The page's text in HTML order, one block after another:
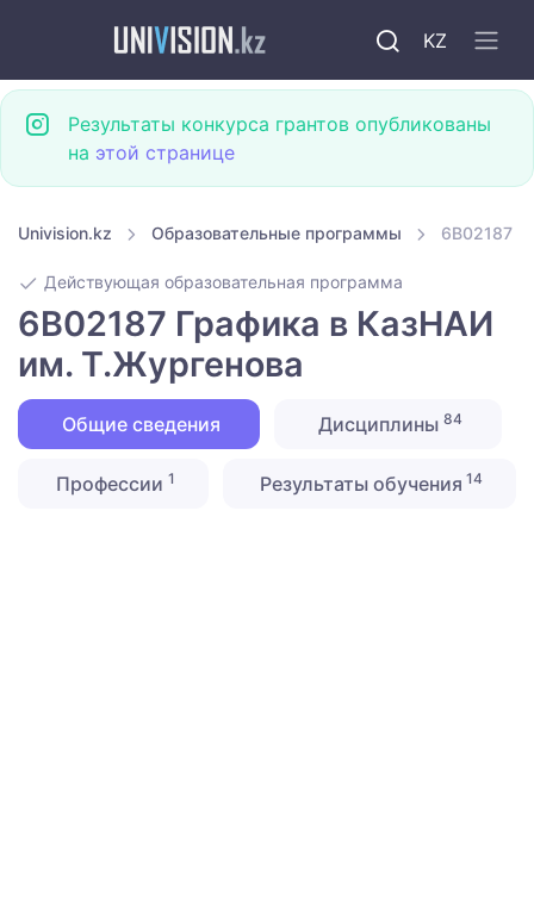
KZ
Результаты конкурса грантов опубликованы
на этой странице
Univision.kz Образовательные программы 6B02187
Действующая образовательная программа
6B02187 Графика в КазНАИ
им. Т.Жургенова
Общие сведения Дисциплины 84
Профессии 1 Результаты обучения 14